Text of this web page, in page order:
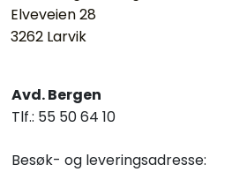
Elveveien 28
3262 Larvik
Avd. Bergen
Tlf.: 55 50 64 10
Besøk- og leveringsadresse:
Undervisning
Navigasjon & Kommunikasjon